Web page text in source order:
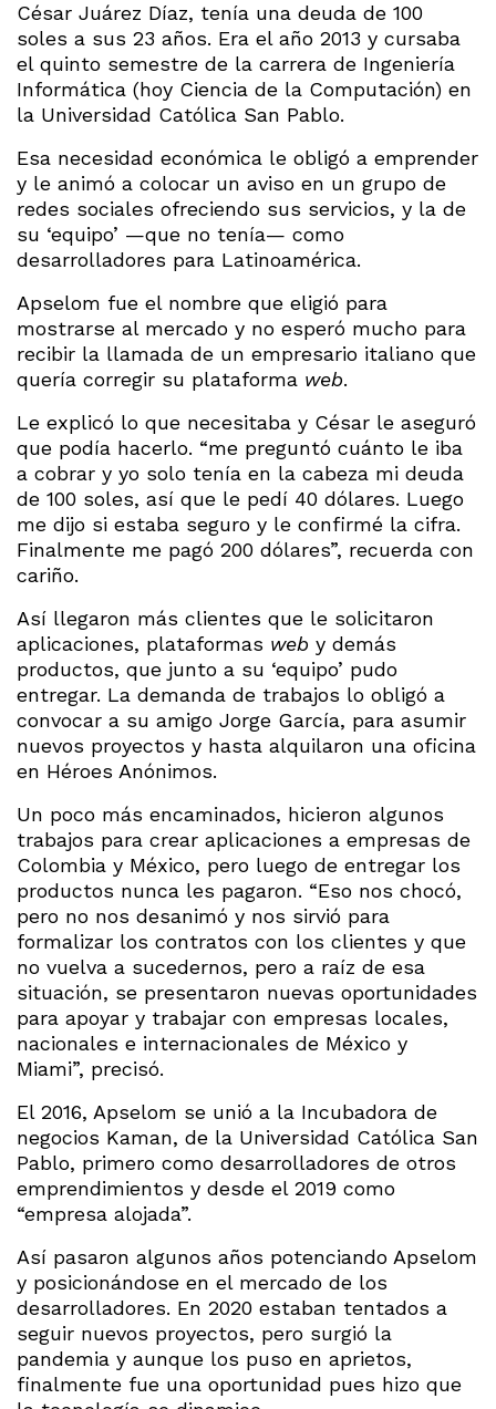
César Juárez Díaz, tenía una deuda de 100
soles a sus 23 años. Era el año 2013 y cursaba
el quinto semestre de la carrera de Ingeniería
Informática (hoy Ciencia de la Computación) en
la Universidad Católica San Pablo.
Esa necesidad económica le obligó a emprender
y le animó a colocar un aviso en un grupo de
redes sociales ofreciendo sus servicios, y la de
su ‘equipo’ —que no tenía— como
desarrolladores para Latinoamérica.
Apselom fue el nombre que eligió para
mostrarse al mercado y no esperó mucho para
recibir la llamada de un empresario italiano que
quería corregir su plataforma web.
Le explicó lo que necesitaba y César le aseguró
que podía hacerlo. “me preguntó cuánto le iba
a cobrar y yo solo tenía en la cabeza mi deuda
de 100 soles, así que le pedí 40 dólares. Luego
me dijo si estaba seguro y le confirmé la cifra.
Finalmente me pagó 200 dólares”, recuerda con
cariño.
Así llegaron más clientes que le solicitaron
aplicaciones, plataformas web y demás
productos, que junto a su ‘equipo’ pudo
entregar. La demanda de trabajos lo obligó a
convocar a su amigo Jorge García, para asumir
nuevos proyectos y hasta alquilaron una oficina
en Héroes Anónimos.
Un poco más encaminados, hicieron algunos
trabajos para crear aplicaciones a empresas de
Colombia y México, pero luego de entregar los
productos nunca les pagaron. “Eso nos chocó,
pero no nos desanimó y nos sirvió para
formalizar los contratos con los clientes y que
no vuelva a sucedernos, pero a raíz de esa
situación, se presentaron nuevas oportunidades
para apoyar y trabajar con empresas locales,
nacionales e internacionales de México y
Miami”, precisó.
El 2016, Apselom se unió a la Incubadora de
negocios Kaman, de la Universidad Católica San
Pablo, primero como desarrolladores de otros
emprendimientos y desde el 2019 como
“empresa alojada”.
Así pasaron algunos años potenciando Apselom
y posicionándose en el mercado de los
desarrolladores. En 2020 estaban tentados a
seguir nuevos proyectos, pero surgió la
pandemia y aunque los puso en aprietos,
finalmente fue una oportunidad pues hizo que